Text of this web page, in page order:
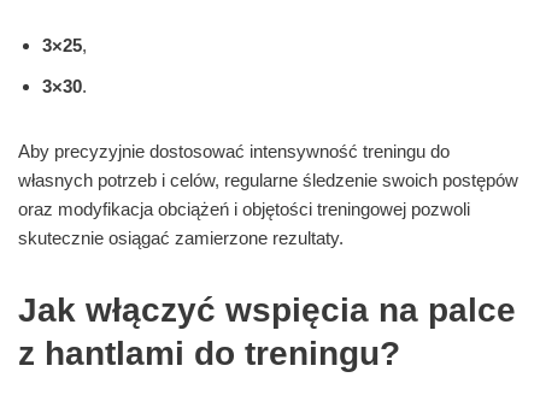
3×25,
3×30.
Aby precyzyjnie dostosować intensywność treningu do
własnych potrzeb i celów, regularne śledzenie swoich postępów
oraz modyfikacja obciążeń i objętości treningowej pozwoli
skutecznie osiągać zamierzone rezultaty.
Jak włączyć wspięcia na palce
z hantlami do treningu?